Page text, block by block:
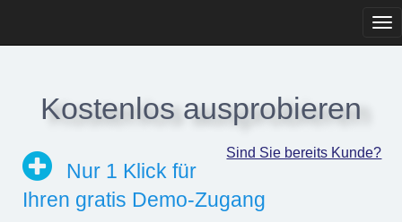
Kostenlos ausprobieren
Sind Sie bereits Kunde?
Nur 1 Klick für
Ihren gratis Demo-Zugang